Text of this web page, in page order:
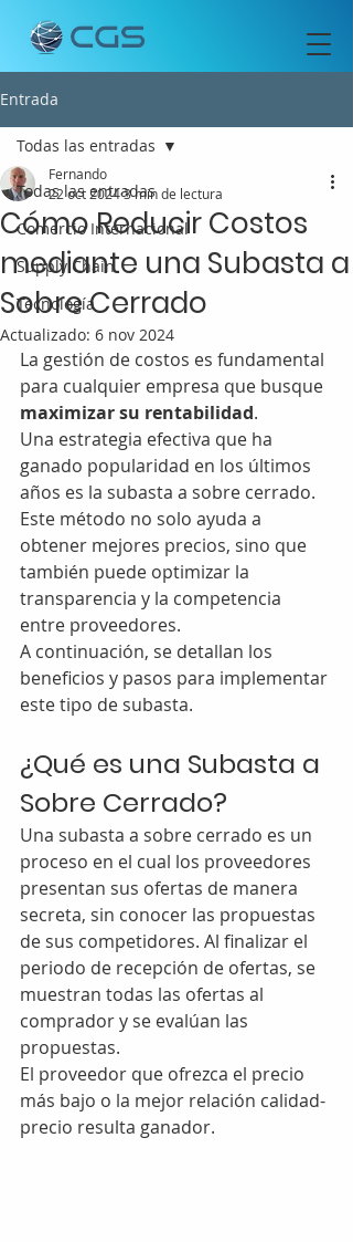
Entrada
Todas las entradas
Comercio Internacional
Supply Chain
Tecnología
Todas las entradas
Cómo Reducir Costos
mediante una Subasta a
Sobre Cerrado
Fernando
22 oct 20243 min de lectura
Actualizado: 6 nov 2024
La gestión de costos es fundamental
para cualquier empresa que busque
maximizar su rentabilidad.
Una estrategia efectiva que ha
ganado popularidad en los últimos
años es la subasta a sobre cerrado.
Este método no solo ayuda a
obtener mejores precios, sino que
también puede optimizar la
transparencia y la competencia
entre proveedores.
A continuación, se detallan los
beneficios y pasos para implementar
este tipo de subasta.
¿Qué es una Subasta a
Sobre Cerrado?
Una subasta a sobre cerrado es un
proceso en el cual los proveedores
presentan sus ofertas de manera
secreta, sin conocer las propuestas
de sus competidores. Al finalizar el
periodo de recepción de ofertas, se
muestran todas las ofertas al
comprador y se evalúan las
propuestas.
El proveedor que ofrezca el precio
más bajo o la mejor relación calidad-
precio resulta ganador.